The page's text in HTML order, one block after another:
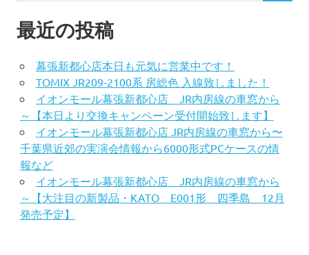
最近の投稿
幕張新都心店本日も元気に営業中です！
TOMIX JR209-2100系 房総色 入線致しました！
イオンモール幕張新都心店 JR内房線の車窓から
～【本日より交換キャンペーン受付開始致します】
イオンモール幕張新都心店 JR内房線の車窓から〜
千葉県近郊の実演会情報から6000形式PCケースの情
報など
イオンモール幕張新都心店 JR内房線の車窓から
～【大注目の新製品・KATO E001形 四季島 12月
発売予定】